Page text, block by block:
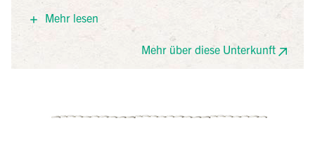
Bungalows in tropischer Gartenanlage mit Pool und
Restaurant – ideal für Naturbeobachtungen und
Bootstouren durch die Wasserwege.
Mehr lesen
Mehr über diese Unterkunft